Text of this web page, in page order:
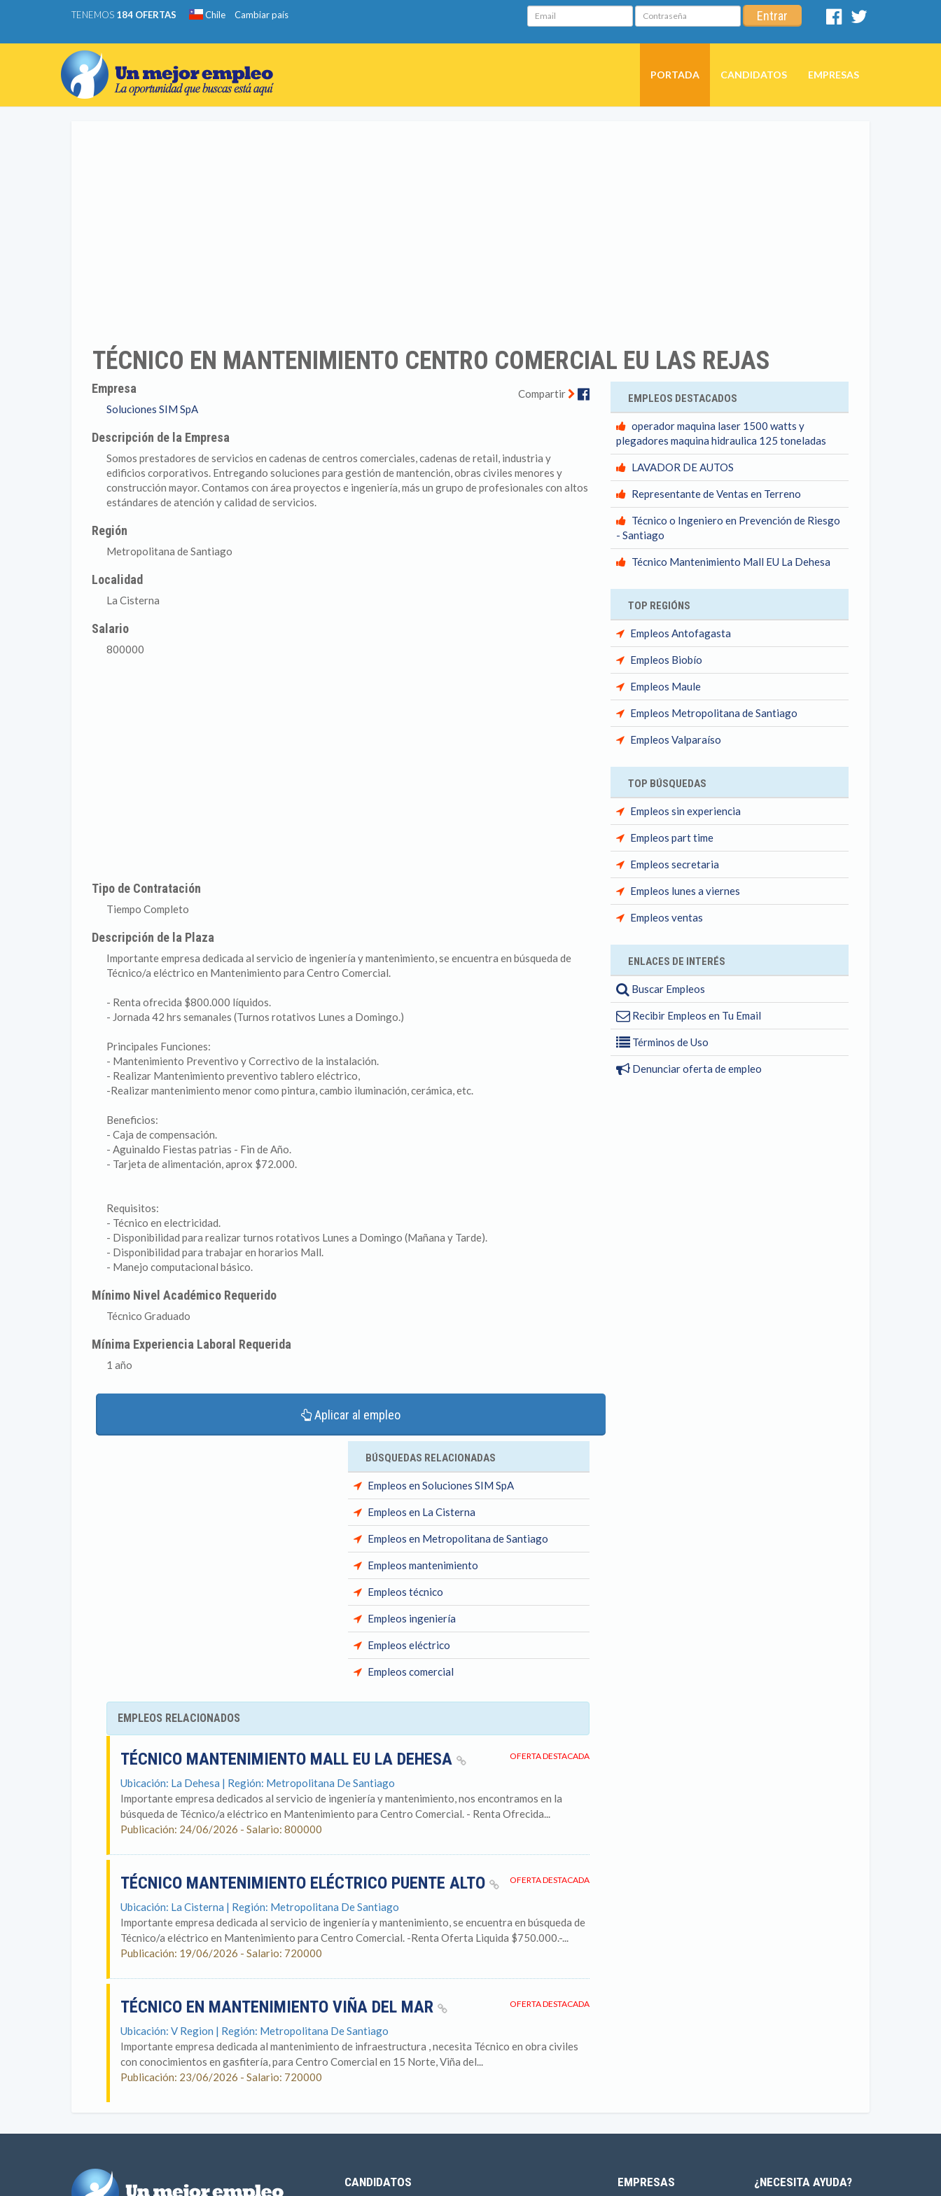
TENEMOS 184 OFERTAS Chile Cambiar país Email Contraseña Entrar
Facebook
PORTADA CANDIDATOS EMPRESAS
TÉCNICO EN MANTENIMIENTO CENTRO COMERCIAL EU LAS REJAS
Compartir Facebook
Empresa
Soluciones SIM SpA
Descripción de la Empresa
Somos prestadores de servicios en cadenas de centros comerciales, cadenas de retail, industria y
edificios corporativos. Entregando soluciones para gestión de mantención, obras civiles menores y
construcción mayor. Contamos con área proyectos e ingeniería, más un grupo de profesionales con altos
estándares de atención y calidad de servicios.
Región
Metropolitana de Santiago
Localidad
La Cisterna
Salario
800000
Tipo de Contratación
Tiempo Completo
Descripción de la Plaza
Importante empresa dedicada al servicio de ingeniería y mantenimiento, se encuentra en búsqueda de
Técnico/a eléctrico en Mantenimiento para Centro Comercial.
- Renta ofrecida $800.000 líquidos.
- Jornada 42 hrs semanales (Turnos rotativos Lunes a Domingo.)
Principales Funciones:
- Mantenimiento Preventivo y Correctivo de la instalación.
- Realizar Mantenimiento preventivo tablero eléctrico,
-Realizar mantenimiento menor como pintura, cambio iluminación, cerámica, etc.
Beneficios:
- Caja de compensación.
- Aguinaldo Fiestas patrias - Fin de Año.
- Tarjeta de alimentación, aprox $72.000.
Requisitos:
- Técnico en electricidad.
- Disponibilidad para realizar turnos rotativos Lunes a Domingo (Mañana y Tarde).
- Disponibilidad para trabajar en horarios Mall.
- Manejo computacional básico.
Mínimo Nivel Académico Requerido
Técnico Graduado
Mínima Experiencia Laboral Requerida
1 año
Aplicar al empleo
BÚSQUEDAS RELACIONADAS
Empleos en Soluciones SIM SpA
Empleos en La Cisterna
Empleos en Metropolitana de Santiago
Empleos mantenimiento
Empleos técnico
Empleos ingeniería
Empleos eléctrico
Empleos comercial
EMPLEOS RELACIONADOS
OFERTA DESTACADA
TÉCNICO MANTENIMIENTO MALL EU LA DEHESA
Ubicación: La Dehesa | Región: Metropolitana De Santiago
Importante empresa dedicados al servicio de ingeniería y mantenimiento, nos encontramos en la
búsqueda de Técnico/a eléctrico en Mantenimiento para Centro Comercial. - Renta Ofrecida...
Publicación: 24/06/2026 - Salario: 800000
OFERTA DESTACADA
TÉCNICO MANTENIMIENTO ELÉCTRICO PUENTE ALTO
Ubicación: La Cisterna | Región: Metropolitana De Santiago
Importante empresa dedicada al servicio de ingeniería y mantenimiento, se encuentra en búsqueda de
Técnico/a eléctrico en Mantenimiento para Centro Comercial. -Renta Oferta Liquida $750.000.-...
Publicación: 19/06/2026 - Salario: 720000
OFERTA DESTACADA
TÉCNICO EN MANTENIMIENTO VIÑA DEL MAR
Ubicación: V Region | Región: Metropolitana De Santiago
Importante empresa dedicada al mantenimiento de infraestructura , necesita Técnico en obra civiles
con conocimientos en gasfitería, para Centro Comercial en 15 Norte, Viña del...
Publicación: 23/06/2026 - Salario: 720000
EMPLEOS DESTACADOS
operador maquina laser 1500 watts y
plegadores maquina hidraulica 125 toneladas
LAVADOR DE AUTOS
Representante de Ventas en Terreno
Técnico o Ingeniero en Prevención de Riesgo
- Santiago
Técnico Mantenimiento Mall EU La Dehesa
TOP REGIÓNS
Empleos Antofagasta
Empleos Biobío
Empleos Maule
Empleos Metropolitana de Santiago
Empleos Valparaíso
TOP BÚSQUEDAS
Empleos sin experiencia
Empleos part time
Empleos secretaria
Empleos lunes a viernes
Empleos ventas
ENLACES DE INTERÉS
Buscar Empleos
Recibir Empleos en Tu Email
Términos de Uso
Denunciar oferta de empleo
CANDIDATOS EMPRESAS ¿NECESITA AYUDA?